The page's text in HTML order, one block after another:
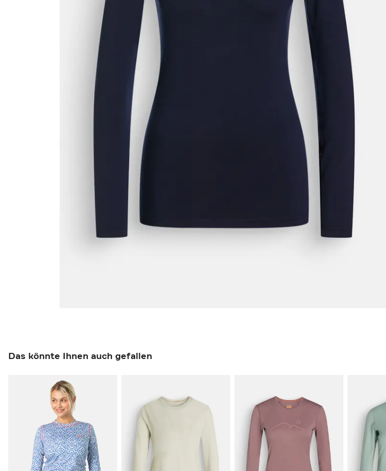
Das könnte Ihnen auch gefallen